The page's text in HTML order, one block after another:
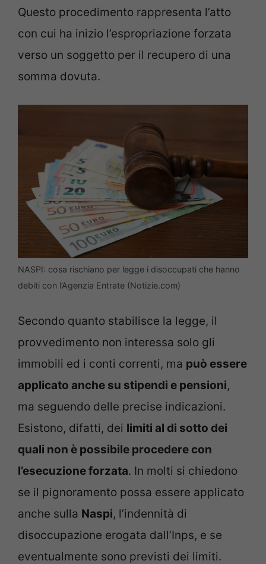
Questo procedimento rappresenta l’atto
con cui ha inizio l’espropriazione forzata
verso un soggetto per il recupero di una
somma dovuta.
NASPI: cosa rischiano per legge i disoccupati che hanno
debiti con l’Agenzia Entrate (Notizie.com)
Secondo quanto stabilisce la legge, il
provvedimento non interessa solo gli
immobili ed i conti correnti, ma può essere
applicato anche su stipendi e pensioni,
ma seguendo delle precise indicazioni.
Esistono, difatti, dei limiti al di sotto dei
quali non è possibile procedere con
l’esecuzione forzata. In molti si chiedono
se il pignoramento possa essere applicato
anche sulla Naspi, l’indennità di
disoccupazione erogata dall’Inps, e se
eventualmente sono previsti dei limiti.